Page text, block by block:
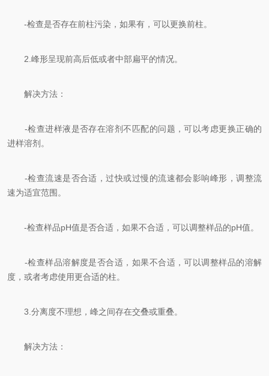
-检查是否存在前柱污染，如果有，可以更换前柱。
2.峰形呈现前高后低或者中部扁平的情况。
解决方法：
-检查进样液是否存在溶剂不匹配的问题，可以考虑更换正确的
进样溶剂。
-检查流速是否合适，过快或过慢的流速都会影响峰形，调整流
速为适宜范围。
-检查样品pH值是否合适，如果不合适，可以调整样品的pH值。
-检查样品溶解度是否合适，如果不合适，可以调整样品的溶解
度，或者考虑使用更合适的柱。
3.分离度不理想，峰之间存在交叠或重叠。
解决方法：